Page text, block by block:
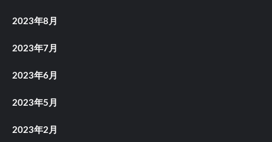
2023年8月
2023年7月
2023年6月
2023年5月
2023年2月